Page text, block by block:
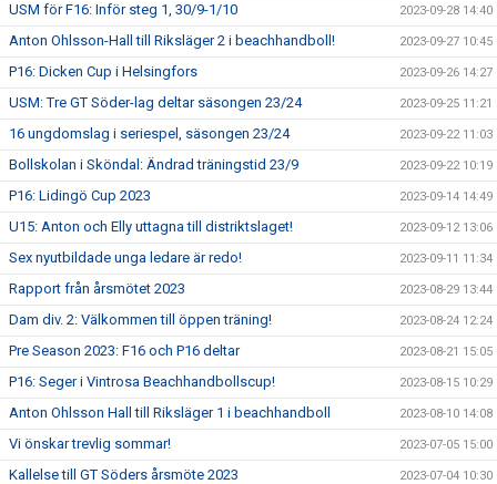
USM för F16: Inför steg 1, 30/9-1/10 2023-09-28 14:40
Anton Ohlsson-Hall till Riksläger 2 i beachhandboll! 2023-09-27 10:45
P16: Dicken Cup i Helsingfors 2023-09-26 14:27
USM: Tre GT Söder-lag deltar säsongen 23/24 2023-09-25 11:21
16 ungdomslag i seriespel, säsongen 23/24 2023-09-22 11:03
Bollskolan i Sköndal: Ändrad träningstid 23/9 2023-09-22 10:19
P16: Lidingö Cup 2023 2023-09-14 14:49
U15: Anton och Elly uttagna till distriktslaget! 2023-09-12 13:06
Sex nyutbildade unga ledare är redo! 2023-09-11 11:34
Rapport från årsmötet 2023 2023-08-29 13:44
Dam div. 2: Välkommen till öppen träning! 2023-08-24 12:24
Pre Season 2023: F16 och P16 deltar 2023-08-21 15:05
P16: Seger i Vintrosa Beachhandbollscup! 2023-08-15 10:29
Anton Ohlsson Hall till Riksläger 1 i beachhandboll 2023-08-10 14:08
Vi önskar trevlig sommar! 2023-07-05 15:00
Kallelse till GT Söders årsmöte 2023 2023-07-04 10:30